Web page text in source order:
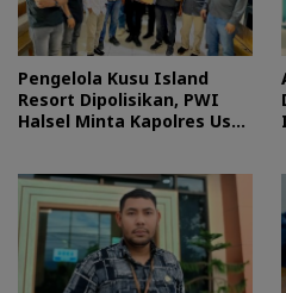
Pengelola Kusu Island
Resort Dipolisikan, PWI
Halsel Minta Kapolres Usut